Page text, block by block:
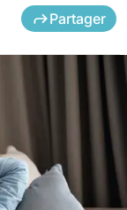
Partager